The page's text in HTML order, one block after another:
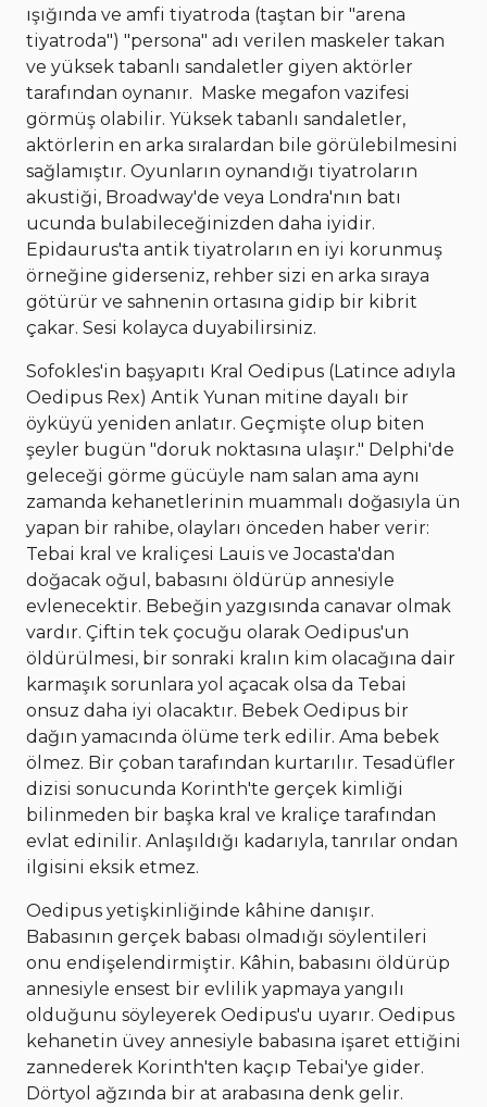
ışığında ve amfi tiyatroda (taştan bir "arena
tiyatroda") "persona" adı verilen maskeler takan
ve yüksek tabanlı sandaletler giyen aktörler
tarafından oynanır. Maske megafon vazifesi
görmüş olabilir. Yüksek tabanlı sandaletler,
aktörlerin en arka sıralardan bile görülebilmesini
sağlamıştır. Oyunların oynandığı tiyatroların
akustiği, Broadway'de veya Londra'nın batı
ucunda bulabileceğinizden daha iyidir.
Epidaurus'ta antik tiyatroların en iyi korunmuş
örneğine giderseniz, rehber sizi en arka sıraya
götürür ve sahnenin ortasına gidip bir kibrit
çakar. Sesi kolayca duyabilirsiniz.
Sofokles'in başyapıtı Kral Oedipus (Latince adıyla
Oedipus Rex) Antik Yunan mitine dayalı bir
öyküyü yeniden anlatır. Geçmişte olup biten
şeyler bugün "doruk noktasına ulaşır." Delphi'de
geleceği görme gücüyle nam salan ama aynı
zamanda kehanetlerinin muammalı doğasıyla ün
yapan bir rahibe, olayları önceden haber verir:
Tebai kral ve kraliçesi Lauis ve Jocasta'dan
doğacak oğul, babasını öldürüp annesiyle
evlenecektir. Bebeğin yazgısında canavar olmak
vardır. Çiftin tek çocuğu olarak Oedipus'un
öldürülmesi, bir sonraki kralın kim olacağına dair
karmaşık sorunlara yol açacak olsa da Tebai
onsuz daha iyi olacaktır. Bebek Oedipus bir
dağın yamacında ölüme terk edilir. Ama bebek
ölmez. Bir çoban tarafından kurtarılır. Tesadüfler
dizisi sonucunda Korinth'te gerçek kimliği
bilinmeden bir başka kral ve kraliçe tarafından
evlat edinilir. Anlaşıldığı kadarıyla, tanrılar ondan
ilgisini eksik etmez.
Oedipus yetişkinliğinde kâhine danışır.
Babasının gerçek babası olmadığı söylentileri
onu endişelendirmiştir. Kâhin, babasını öldürüp
annesiyle ensest bir evlilik yapmaya yangılı
olduğunu söyleyerek Oedipus'u uyarır. Oedipus
kehanetin üvey annesiyle babasına işaret ettiğini
zannederek Korinth'ten kaçıp Tebai'ye gider.
Dörtyol ağzında bir at arabasına denk gelir.